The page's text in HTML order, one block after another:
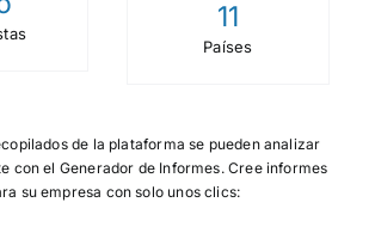
11
Países
de la plataforma se pueden analizar
con el Generador de Informes. Cree informes
su empresa con solo unos clics: